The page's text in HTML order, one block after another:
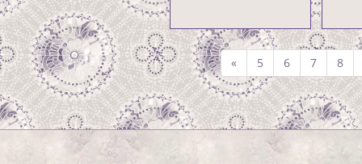
« 5 6 7 8